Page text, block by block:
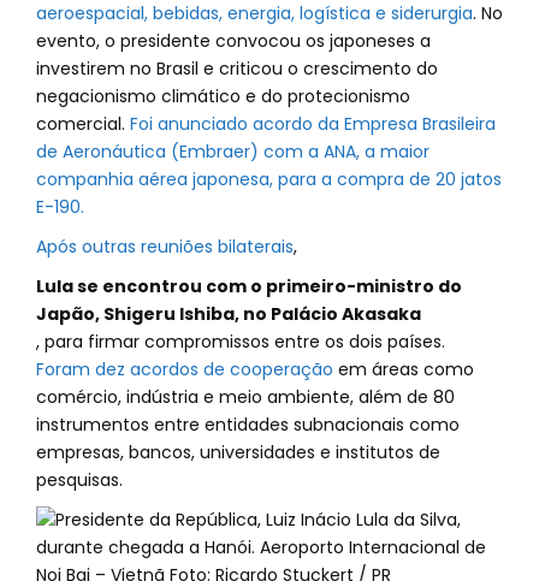
aeroespacial, bebidas, energia, logística e siderurgia. No
evento, o presidente convocou os japoneses a
investirem no Brasil e criticou o crescimento do
negacionismo climático e do protecionismo
comercial. Foi anunciado acordo da Empresa Brasileira
de Aeronáutica (Embraer) com a ANA, a maior
companhia aérea japonesa, para a compra de 20 jatos
E-190.
Após outras reuniões bilaterais,
Lula se encontrou com o primeiro-ministro do
Japão, Shigeru Ishiba, no Palácio Akasaka
, para firmar compromissos entre os dois países.
Foram dez acordos de cooperação em áreas como
comércio, indústria e meio ambiente, além de 80
instrumentos entre entidades subnacionais como
empresas, bancos, universidades e institutos de
pesquisas.